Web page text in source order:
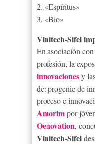
2. «Espíritus»
3. «Bio»
Vinitech-Sifel
En asociación
profesión, la
innovacionesy
de: progenie de
proceso e
Amorimpor
Oenovation,
Vinitech-Sifel